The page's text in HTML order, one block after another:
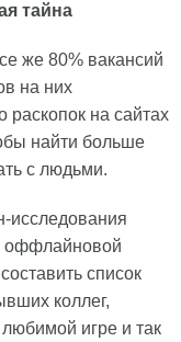
тайна
же 80% вакансий
на них
раскопок на сайтах
найти больше
с людьми.
исследования
оффлайновой
список
коллег,
игре и так